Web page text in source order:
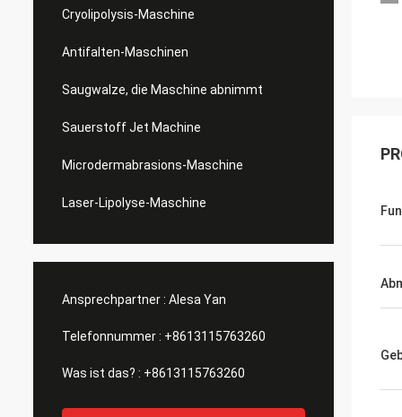
Cryolipolysis-Maschine
Antifalten-Maschinen
Saugwalze, die Maschine abnimmt
Sauerstoff Jet Machine
Microdermabrasions-Maschine
Laser-Lipolyse-Maschine
Ansprechpartner : Alesa Yan
Telefonnummer : +8613115763260
Was ist das? : +8613115763260